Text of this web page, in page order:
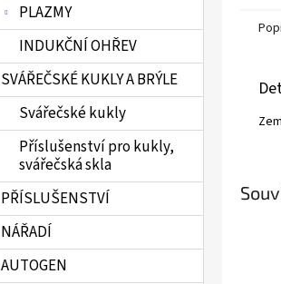
PLAZMY
INDUKČNÍ OHŘEV
SVÁŘEČSKÉ KUKLY A BRÝLE
Svářečské kukly
Příslušenství pro kukly,
svářečská skla
PŘÍSLUŠENSTVÍ
NÁŘADÍ
AUTOGEN